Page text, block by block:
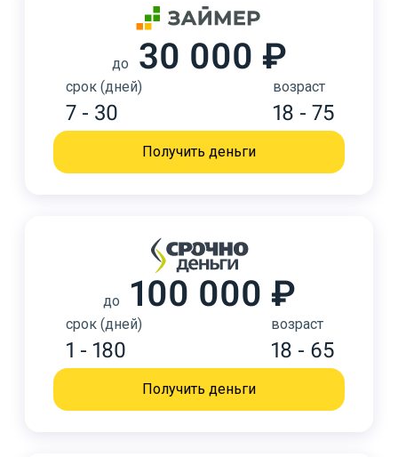
до 30 000 ₽
срок (дней)
7 - 30
возраст
18 - 75
Получить деньги
до 100 000 ₽
срок (дней)
1 - 180
возраст
18 - 65
Получить деньги